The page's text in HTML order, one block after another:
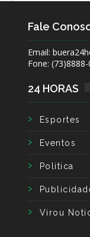
Fale
Email:
Fone:
24 HORAS
Esportes
Eventos
Politica
Virou